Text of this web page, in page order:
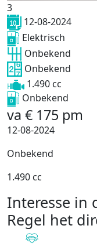
3
12-08-2024
Elektrisch
Onbekend
Onbekend
1.490 cc
Onbekend
va € 175 pm
12-08-2024
Onbekend
1.490 cc
Interesse in
Regel het